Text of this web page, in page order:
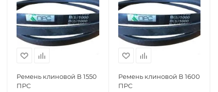
Ремень клиновой В 1550
ПРС
Ремень клиновой В 1600
ПРС